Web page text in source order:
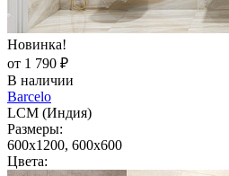
Новинка!
от 1 790 ₽
В наличии
Barcelo
LCM (Индия)
Размеры:
600x1200, 600x600
Цвета: